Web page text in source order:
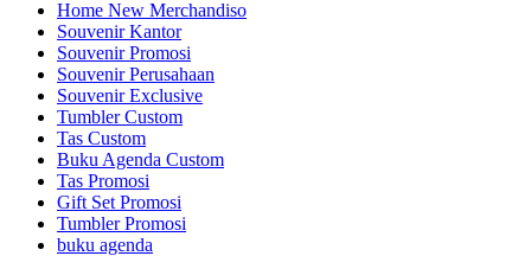
Home New Merchandiso
Souvenir Kantor
Souvenir Promosi
Souvenir Perusahaan
Souvenir Exclusive
Tumbler Custom
Tas Custom
Buku Agenda Custom
Tas Promosi
Gift Set Promosi
Tumbler Promosi
buku agenda